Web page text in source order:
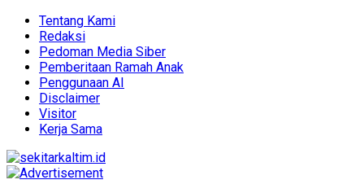
Tentang Kami
Redaksi
Pedoman Media Siber
Pemberitaan Ramah Anak
Penggunaan AI
Disclaimer
Visitor
Kerja Sama